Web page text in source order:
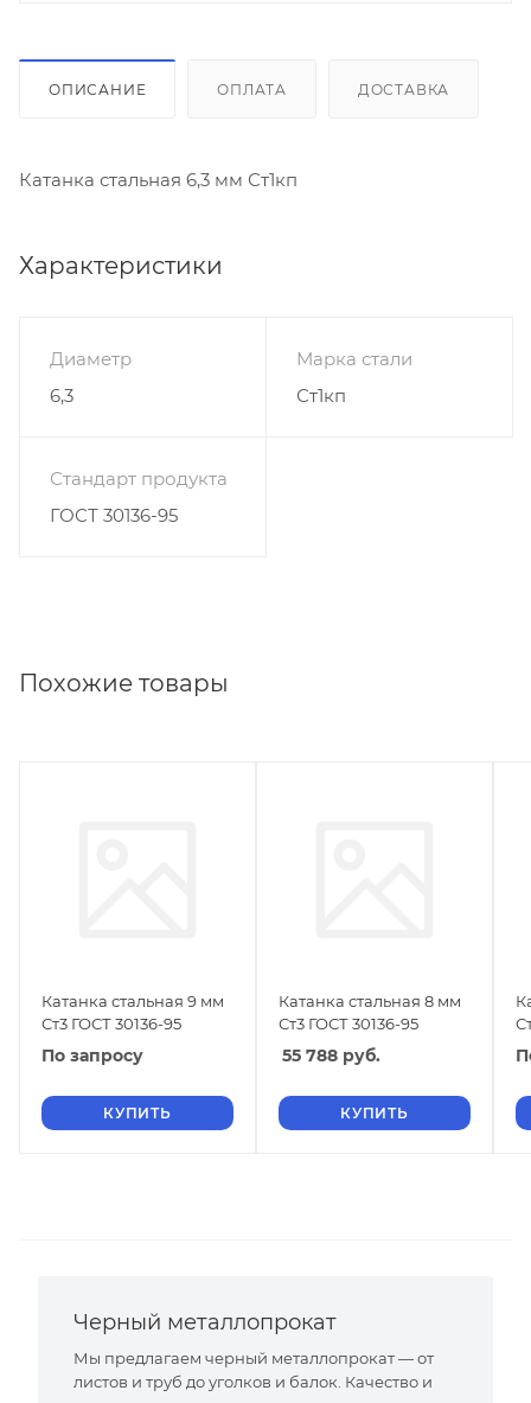
ОПИСАНИЕ ОПЛАТА ДОСТАВКА
Катанка стальная 6,3 мм Ст1кп
Характеристики
Диаметр
6,3
Марка стали
Ст1кп
Стандарт продукта
ГОСТ 30136-95
Похожие товары
Катанка стальная 9 мм
Ст3 ГОСТ 30136-95
По запросу
КУПИТЬ
Катанка стальная 8 мм
Ст3 ГОСТ 30136-95
55 788 руб.
КУПИТЬ
Черный металлопрокат
Мы предлагаем черный металлопрокат — от
листов и труб до уголков и балок. Качество и